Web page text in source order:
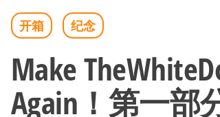
开箱 纪念
Make
Again！第一部